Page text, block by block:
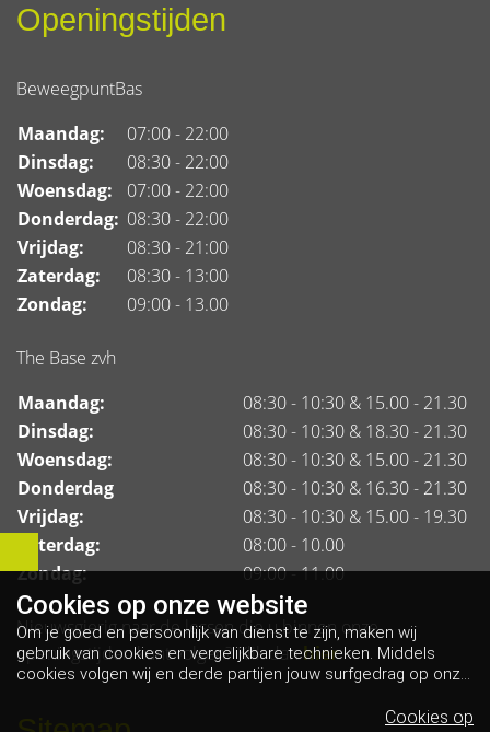
Openingstijden
BeweegpuntBas
Maandag:
07:00 - 22:00
Dinsdag:
08:30 - 22:00
Woensdag:
07:00 - 22:00
Donderdag: 08:30 - 22:00
Vrijdag:
08:30 - 21:00
Zaterdag:
08:30 - 13:00
Zondag:
09:00 - 13.00
The Base zvh
Maandag:
08:30 - 10:30 & 15.00 - 21.30
Dinsdag:
08:30 - 10:30 & 18.30 - 21.30
Woensdag:
08:30 - 10:30 & 15.00 - 21.30
Donderdag
08:30 - 10:30 & 16.30 - 21.30
Vrijdag:
08:30 - 10:30 & 15.00 - 19.30
Zaterdag:
08:00 - 10.00
Zondag:
09:00 - 11.00
Nieuwsgierig naar de lessen die u binnen onze
openingstijden kunt volgen? Klik danhier
Cookies op onze website
Om je goed en persoonlijk van dienst te zijn, maken wij
gebruik van cookies en vergelijkbare technieken. Middels
cookies volgen wij en derde partijen jouw surfgedrag op onze
en dit maakt het voor jou mogelijk om informatie te delen via
Cookies op